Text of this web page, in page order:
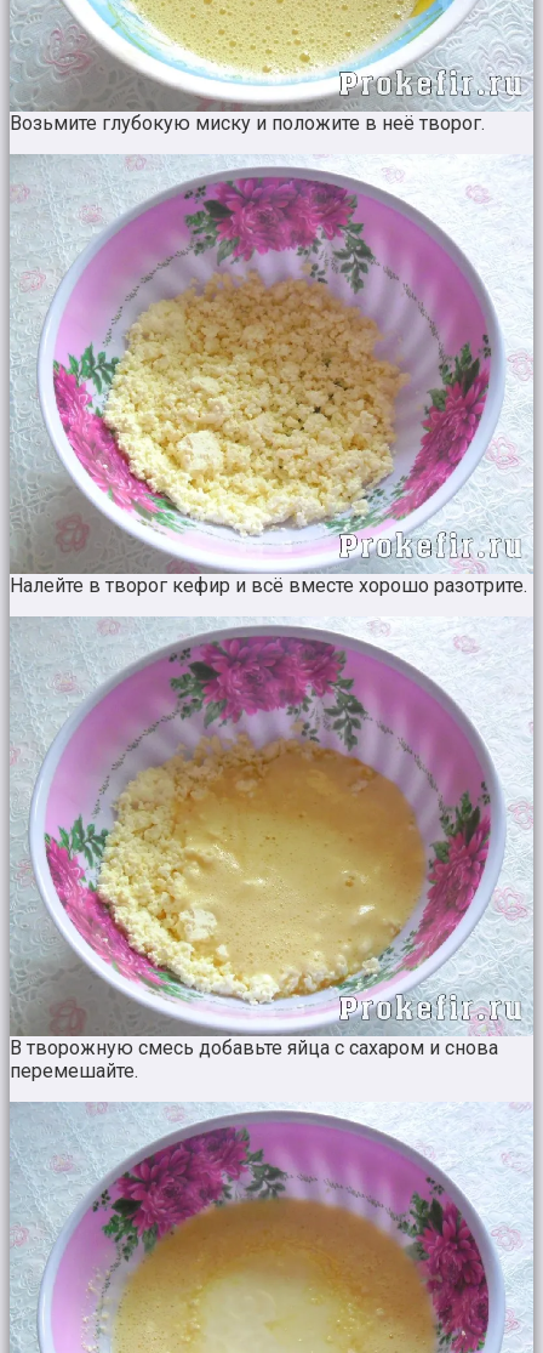
Возьмите глубокую миску и положите в неё творог.
Налейте в творог кефир и всё вместе хорошо разотрите.
В творожную смесь добавьте яйца с сахаром и снова
перемешайте.